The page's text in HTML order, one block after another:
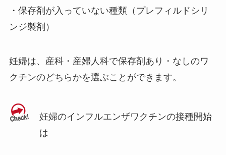
・保存剤が入っていない種類（プレフィルドシリ
ンジ製剤）
妊婦は、産科・産婦人科で保存剤あり・なしのワ
クチンのどちらかを選ぶことができます。
妊婦のインフルエンザワクチンの接種開始
は